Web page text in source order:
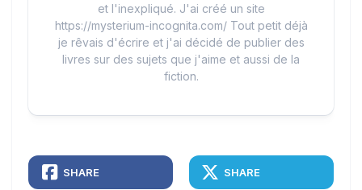
et l'inexpliqué. J'ai créé un site
https://mysterium-incognita.com/ Tout petit déjà
je rêvais d'écrire et j'ai décidé de publier des
livres sur des sujets que j'aime et aussi de la
fiction.
SHARE SHARE